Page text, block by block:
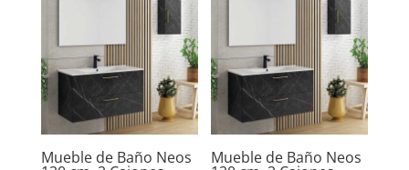
Mueble de Baño Neos Mueble de Baño Neos